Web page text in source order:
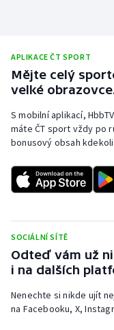
Ragby
Rychlobruslení
Rychlostní
Sportovní střelba
Stolní tenis
Triatlon
Veslování
APLIKACE ČT SPORT
Mějte celý
velké
S mobilní aplikací,
máte ČT sport vždy po
bonusový obsah
SOCIÁLNÍ SÍTĚ
Odteď vám už
i na dalších
Nenechte si nikde ujít
na Facebooku, X,